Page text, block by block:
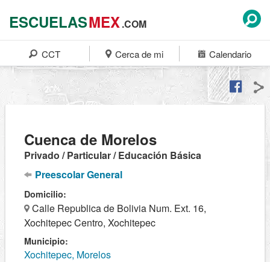
ESCUELASMEX.COM
CCT Cerca de mi Calendario
Cuenca de Morelos
Privado / Particular / Educación Básica
Preescolar General
Domicilio:
Calle Republica de Bolivia Num. Ext. 16,
Xochitepec Centro, Xochitepec
Municipio:
Xochitepec, Morelos